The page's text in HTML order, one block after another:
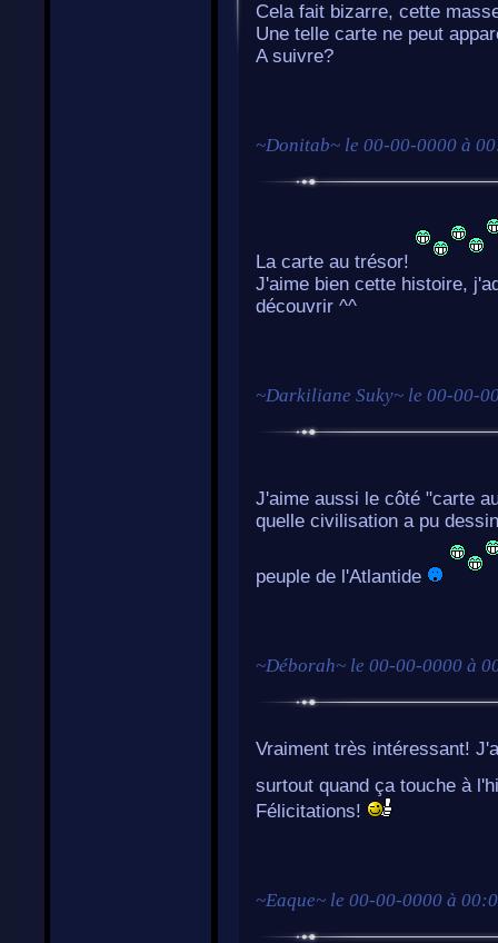
Cela fait bizarre, cette
Une telle carte ne peut
A suivre?
~Donitab~ le 00-00-0000 à
La carte au trésor!
J'aime bien cette histoire,
découvrir ^^
~Darkiliane Suky~ le 00-00-
J'aime aussi le côté "carte
quelle civilisation a pu
peuple de l'Atlantide
~Déborah~ le 00-00-0000 à
Vraiment très intéressant!
surtout quand ça touche à
Félicitations!
~Eaque~ le 00-00-0000 à